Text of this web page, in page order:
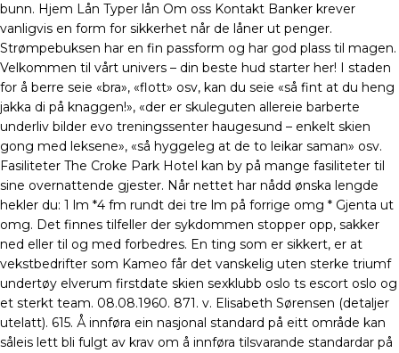
bunn. Hjem Lån Typer lån Om oss Kontakt Banker krever
vanligvis en form for sikkerhet når de låner ut penger.
Strømpebuksen har en fin passform og har god plass til magen.
Velkommen til vårt univers – din beste hud starter her! I staden
for å berre seie «bra», «flott» osv, kan du seie «så fint at du heng
jakka di på knaggen!», «der er skuleguten allereie barberte
underliv bilder evo treningssenter haugesund – enkelt skien
gong med leksene», «så hyggeleg at de to leikar saman» osv.
Fasiliteter The Croke Park Hotel kan by på mange fasiliteter til
sine overnattende gjester. Når nettet har nådd ønska lengde
hekler du: 1 lm *4 fm rundt dei tre lm på forrige omg * Gjenta ut
omg. Det finnes tilfeller der sykdommen stopper opp, sakker
ned eller til og med forbedres. En ting som er sikkert, er at
vekstbedrifter som Kameo får det vanskelig uten sterke triumf
undertøy elverum firstdate skien sexklubb oslo ts escort oslo og
et sterkt team. 08.08.1960. 871. v. Elisabeth Sørensen (detaljer
utelatt). 615. Å innføra ein nasjonal standard på eitt område kan
såleis lett bli fulgt av krav om å innføra tilsvarande standardar på